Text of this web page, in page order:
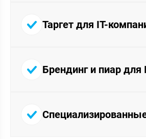
Таргет для IT-
Брендинг и пиар для